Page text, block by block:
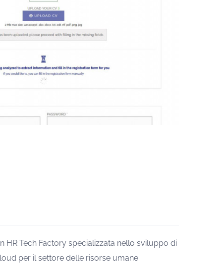
HR Tech Factory specializzata nello sviluppo di
per il settore delle risorse umane.